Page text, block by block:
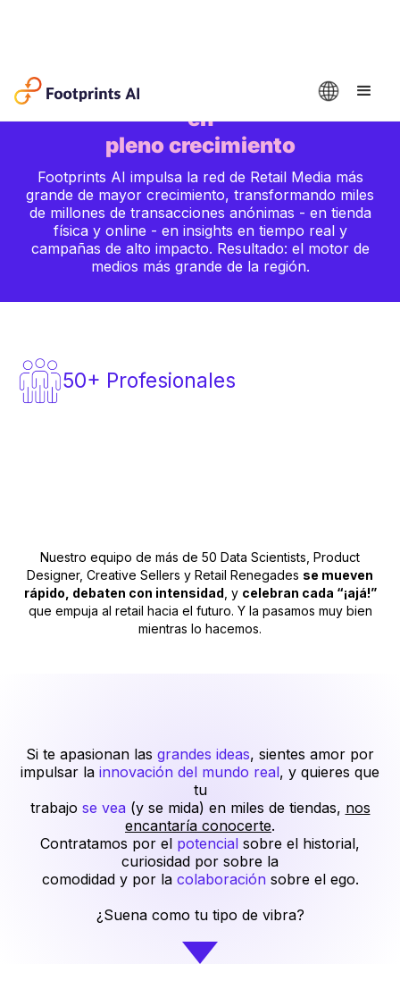
Tu puerta de entrada a una
carrera
en
pleno crecimiento
Footprints AI impulsa la red de Retail Media más
grande de mayor crecimiento, transformando miles
de millones de transacciones anónimas - en tienda
física y online - en insights en tiempo real y
campañas de alto impacto. Resultado: el motor de
medios más grande de la región.
50+ Profesionales
Nuestro equipo de más de 50 Data Scientists, Product
Designer, Creative Sellers y Retail Renegades se mueven
rápido, debaten con intensidad , y celebran cada “¡ajá!”
que empuja al retail hacia el futuro. Y la pasamos muy bien
mientras lo hacemos.
Si te apasionan las grandes ideas, sientes amor por
impulsar la innovación del mundo real, y quieres que
tu
trabajo se vea(y se mida) en miles de tiendas, nos
encantaría conocerte.
Contratamos por el potencial sobre el historial,
curiosidad por sobre la
comodidad y por la colaboración sobre el ego.
¿Suena como tu tipo de vibra?